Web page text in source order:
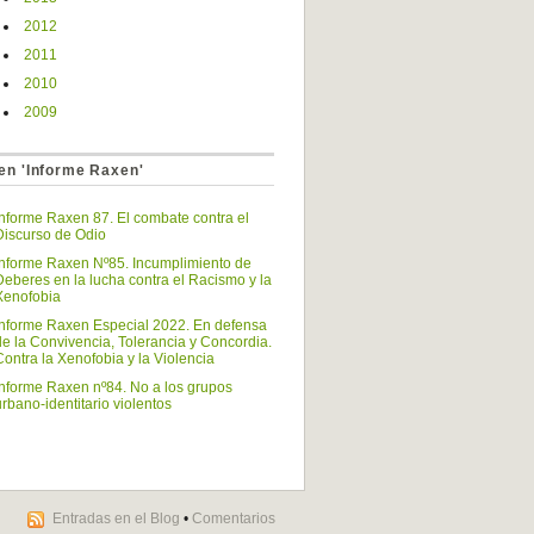
2012
2011
2010
2009
'Informe Raxen'
Raxen 87. El combate contra el
de Odio
Raxen Nº85. Incumplimiento de
en la lucha contra el Racismo y la
Raxen Especial 2022. En defensa
la Convivencia, Tolerancia y Concordia.
la Xenofobia y la Violencia
Raxen nº84. No a los grupos
identitario violentos
Entradas en el Blog • Comentarios